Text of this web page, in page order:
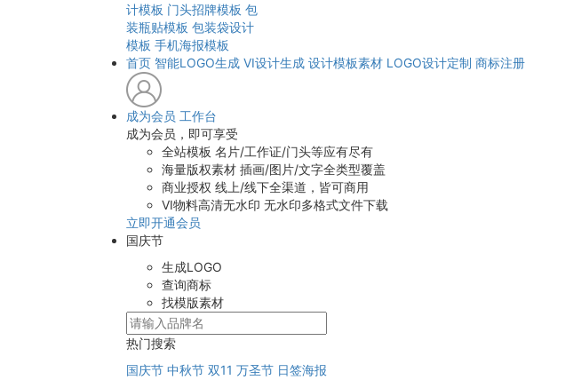
计模板 门头招牌模板 包
装瓶贴模板 包装袋设计
模板 手机海报模板
首页 智能LOGO生成 VI设计生成 设计模板素材 LOGO设计定制 商标注册
成为会员 工作台
成为会员，即可享受
全站模板 名片/工作证/门头等应有尽有
海量版权素材 插画/图片/文字全类型覆盖
商业授权 线上/线下全渠道，皆可商用
VI物料高清无水印 无水印多格式文件下载
立即开通会员
国庆节
生成LOGO
查询商标
找模版素材
热门搜索
国庆节 中秋节 双11 万圣节 日签海报